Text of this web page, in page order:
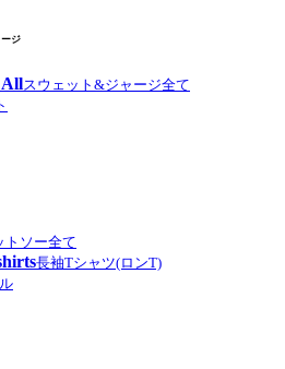
ジ
Allスウェット&ジャージ全て
トソー全て
長袖Tシャツ(ロンT)